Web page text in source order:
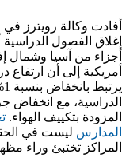
أجزاء من آسيا وشمال
الدراسية، مع انخفاض
المزودة بتكييف الهواء.
المدارس ليست في
المراكز تختبئ وراء